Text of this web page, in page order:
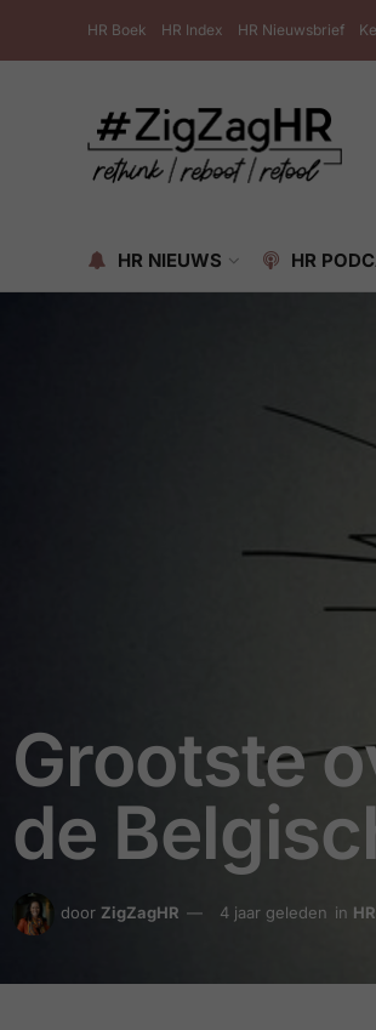
HR Boek HR Index HR Nieuwsbrief
HR NIEUWS HR
Grootste
de
door ZigZagHR 4 jaar geleden in